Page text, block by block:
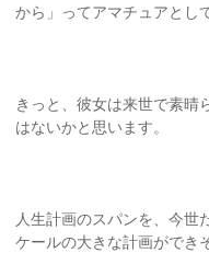
から」ってアマチュアとし
きっと、彼女は来世で素晴
はないかと思います。
人生計画のスパンを、今世
ケールの大きな計画ができ